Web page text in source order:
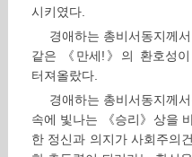
시키였다.
경애하는 총비서동지께
같은 《만세!》의 환호성
터져올랐다.
경애하는 총비서동지께
속에 빛나는 《승리》상을
한 정신과 의지가 사회주의